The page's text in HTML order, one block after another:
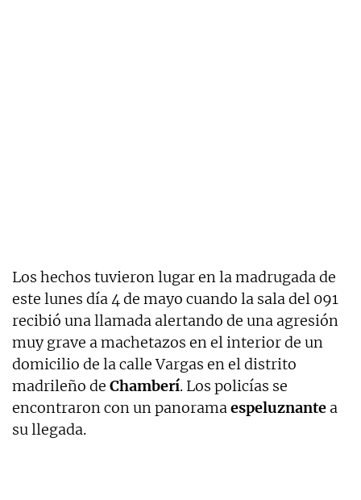
Los hechos tuvieron lugar en la madrugada de
este lunes día 4 de mayo cuando la sala del 091
recibió una llamada alertando de una agresión
muy grave a machetazos en el interior de un
domicilio de la calle Vargas en el distrito
madrileño de Chamberí. Los policías se
encontraron con un panoramaespeluznante a
su llegada.